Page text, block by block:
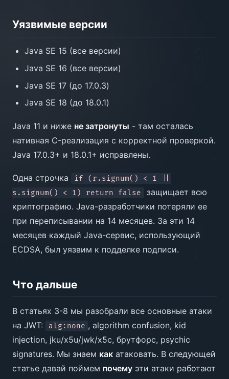
Уязвимые версии
Java SE 15 (все версии)
Java SE 16 (все версии)
Java SE 17 (до 17.0.3)
Java SE 18 (до 18.0.1)
Java 11 и ниже не затронуты - там осталась
нативная C-реализация с корректной проверкой.
Java 17.0.3+ и 18.0.1+ исправлены.
Одна строчка
if (r.signum() < 1 ||
s.signum() < 1) return false
защищает всю
криптографию. Java-разработчики потеряли ее
при переписывании на 14 месяцев. За эти 14
месяцев каждый Java-сервис, использующий
ECDSA, был уязвим к подделке подписи.
Что дальше
В статьях 3-8 мы разобрали все основные атаки
на JWT:
alg:none , algorithm confusion, kid
injection, jku/x5u/jwk/x5c, брутфорс, psychic
signatures. Мы знаем как атаковать. В следующей
статье давай поймем почему эти атаки работают